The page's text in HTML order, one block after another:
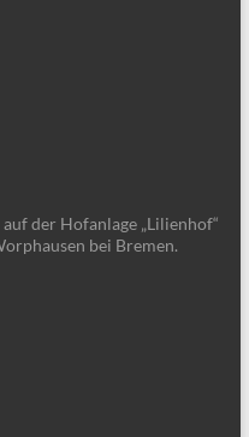
der Hofanlage „Lilienhof“
bei Bremen.